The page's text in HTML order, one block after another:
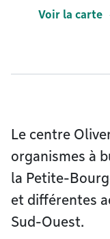
Voir la carte
Le centre
organismes à
la Petite-
et différentes
Sud-Ouest.